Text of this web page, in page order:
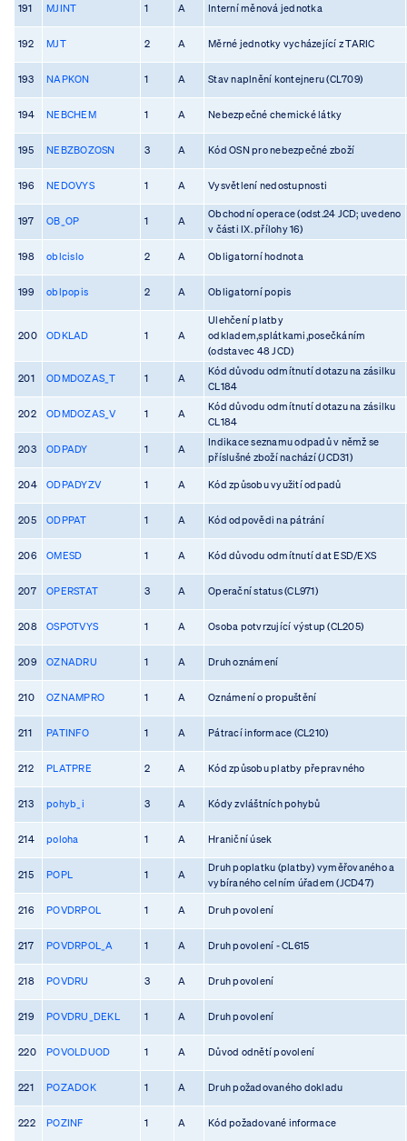
191 MJINT 1 A Interní měnová jednotka
192 MJT 2 A Měrné jednotky vycházející z TARIC
193 NAPKON 1 A Stav naplnění kontejneru (CL709)
194 NEBCHEM 1 A Nebezpečné chemické látky
195 NEBZBOZOSN 3 A Kód OSN pro nebezpečné zboží
196 NEDOVYS 1 A Vysvětlení nedostupnosti
197 OB_OP 1 A
Obchodní operace (odst.24 JCD; uvedeno
v části IX. přílohy 16)
198 oblcislo 2 A Obligatorní hodnota
199 oblpopis 2 A Obligatorní popis
200 ODKLAD 1 A
Ulehčení platby
odkladem,splátkami,posečkáním
(odstavec 48 JCD)
201 ODMDOZAS_T 1 A
Kód důvodu odmítnutí dotazu na zásilku
CL184
202 ODMDOZAS_V 1 A
Kód důvodu odmítnutí dotazu na zásilku
CL184
203 ODPADY 1 A
Indikace seznamu odpadů v němž se
příslušné zboží nachází (JCD31)
204 ODPADYZV 1 A Kód způsobu využití odpadů
205 ODPPAT 1 A Kód odpovědi na pátrání
206 OMESD 1 A Kód důvodu odmítnutí dat ESD/EXS
207 OPERSTAT 3 A Operační status (CL971)
208 OSPOTVYS 1 A Osoba potvrzující výstup (CL205)
209 OZNADRU 1 A Druh oznámení
210 OZNAMPRO 1 A Oznámení o propuštění
211 PATINFO 1 A Pátrací informace (CL210)
212 PLATPRE 2 A Kód způsobu platby přepravného
213 pohyb_i 3 A Kódy zvláštních pohybů
214 poloha 1 A Hraniční úsek
215 POPL 1 A
Druh poplatku (platby) vyměřovaného a
vybíraného celním úřadem (JCD47)
216 POVDRPOL 1 A Druh povolení
217 POVDRPOL_A 1 A Druh povolení - CL615
218 POVDRU 3 A Druh povolení
219 POVDRU_DEKL 1 A Druh povolení
220 POVOLDUOD 1 A Důvod odnětí povolení
221 POZADOK 1 A Druh požadovaného dokladu
222 POZINF 1 A Kód požadované informace